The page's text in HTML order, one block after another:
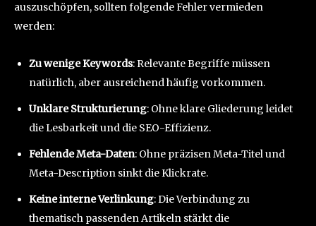
auszuschöpfen, sollten folgende Fehler vermieden
werden:
Zu wenige Keywords: Relevante Begriffe müssen
natürlich, aber ausreichend häufig vorkommen.
Unklare Strukturierung: Ohne klare Gliederung leidet
die Lesbarkeit und die SEO-Effizienz.
Fehlende Meta-Daten: Ohne präzisen Meta-Titel und
Meta-Description sinkt die Klickrate.
Keine interne Verlinkung: Die Verbindung zu
thematisch passenden Artikeln stärkt die